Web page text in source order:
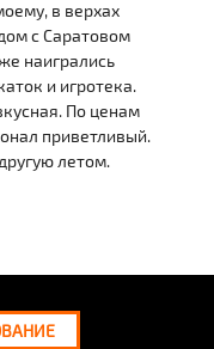
в верхах
с Саратовом
наигрались
и игротека.
По ценам
приветливый.
летом.